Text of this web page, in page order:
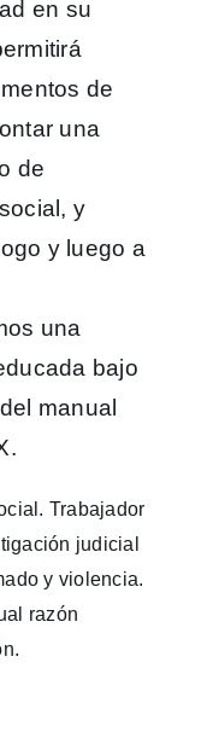
en su
de
una
de
y
y luego a
una
bajo
manual
Trabajador
judicial
y violencia.
razón